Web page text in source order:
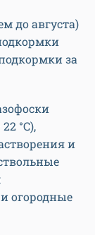
до августа)
за
°С),
и
огородные